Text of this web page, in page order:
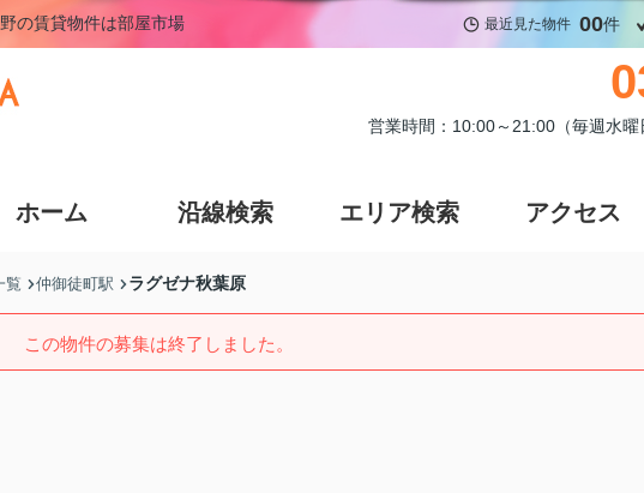
の賃貸物件は部屋市場 最近見た物件 00件
営業時間：10:00～21:00（毎週水
ホーム 沿線検索 エリア検索 アクセス
覧 仲御徒町駅 ラグゼナ秋葉原
この物件の募集は終了しました。